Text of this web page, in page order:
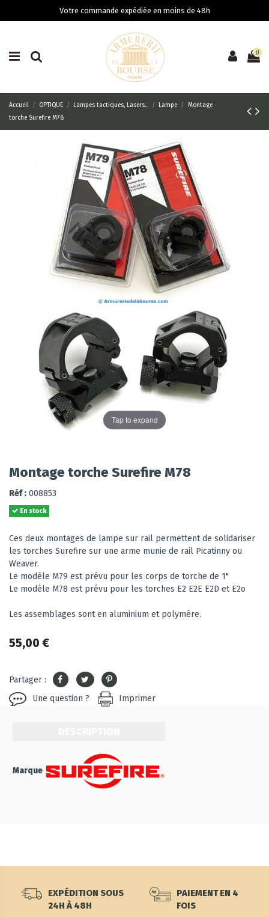
Votre commande expédiée en moins de 48h
0
Accueil OPTIQUE Lampes tactiques, Lasers... Lampe
Montage
torche Surefire M78
Tap to expand
Montage torche Surefire M78
Réf : 008853
En stock
Ces deux montages de lampe sur rail permettent de solidariser
les torches Surefire sur une arme munie de rail Picatinny ou
Weaver.
Le modèle M79 est prévu pour les corps de torche de 1"
Le modèle M78 est prévu pour les torches E2 E2E E2D et E2o
Les assemblages sont en aluminium et polymère.
55,00 €
Partager :
Une question ?
Imprimer
Marque
EXPÉDITION SOUS
24H À 48H
PAIEMENT EN 4
FOIS